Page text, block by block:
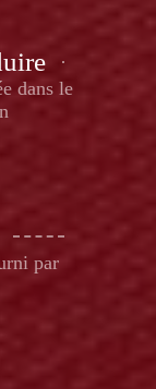
dans le
par